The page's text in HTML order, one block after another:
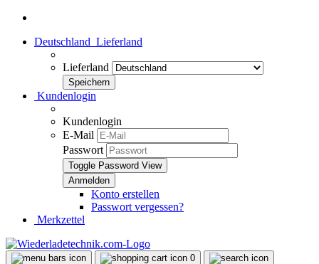
Deutschland Lieferland
Lieferland
Kundenlogin
Kundenlogin
E-Mail
Passwort
Toggle Password View
Konto erstellen
Passwort vergessen?
Merkzettel
0